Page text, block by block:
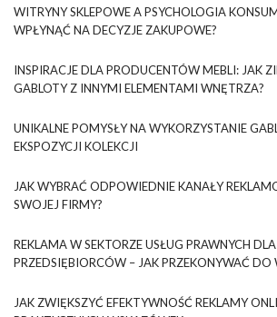
WITRYNY SKLEPOWE A PSYCHOLOGIA
WPŁYNĄĆ NA DECYZJE ZAKUPOWE?
INSPIRACJE DLA PRODUCENTÓW MEBLI: JAK
GABLOTY Z INNYMI ELEMENTAMI WNĘTRZA?
UNIKALNE POMYSŁY NA WYKORZYSTANIE
EKSPOZYCJI KOLEKCJI
JAK WYBRAĆ ODPOWIEDNIE KANAŁY
SWOJEJ FIRMY?
REKLAMA W SEKTORZE USŁUG PRAWNYCH
PRZEDSIĘBIORCÓW – JAK PRZEKONYWAĆ DO
JAK ZWIĘKSZYĆ EFEKTYWNOŚĆ REKLAMY